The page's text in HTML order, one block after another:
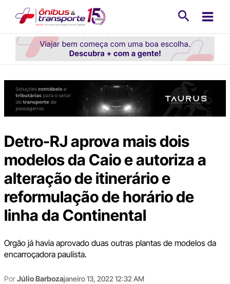
conteúdo
Detro-RJ aprova mais dois
modelos da Caio e autoriza a
alteração de itinerário e
reformulação de horário de
linha da Continental
Orgão já havia aprovado duas outras plantas de modelos da
encarroçadora paulista.
PorJúlio Barbozajaneiro 13, 2022 12:32 AM